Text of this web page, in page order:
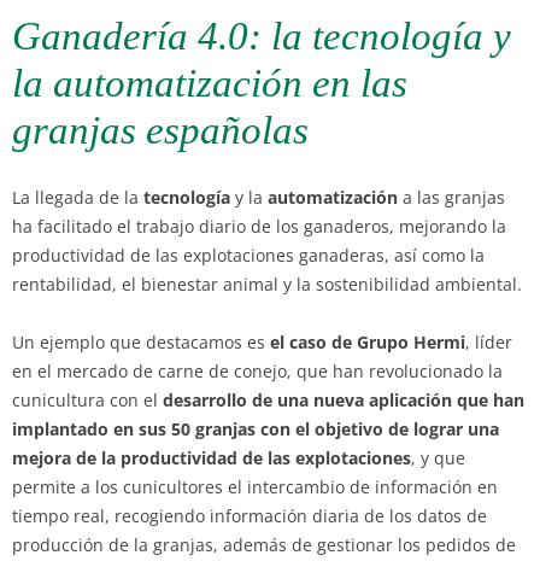
Ganadería 4.0: la tecnología y
la automatización en las
granjas españolas
La llegada de la tecnología y la automatización a las granjas
ha facilitado el trabajo diario de los ganaderos, mejorando la
productividad de las explotaciones ganaderas, así como la
rentabilidad, el bienestar animal y la sostenibilidad ambiental.
Un ejemplo que destacamos es el caso de Grupo Hermi, líder
en el mercado de carne de conejo, que han revolucionado la
cunicultura con el desarrollo de una nueva aplicación que han
implantado en sus 50 granjas con el objetivo de lograr una
mejora de la productividad de las explotaciones, y que
permite a los cunicultores el intercambio de información en
tiempo real, recogiendo información diaria de los datos de
producción de la granjas, además de gestionar los pedidos de